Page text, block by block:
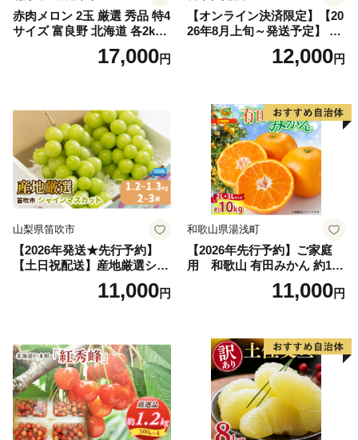
赤肉メロン 2玉 厳選 秀品 特4
サイズ 富良野 北海道 各2kg
～2.6kg 2玉 セット ファーム
富良野 メロン めろん 果物 く
17,000円
【オンライン決済限定】【20
26年8月上旬～発送予定】 先
行予約 「浅間水蜜桃プレミ
アム」 もも あかつき 秀品 約
果肉 長野県産 小諸市
12,000円
山梨県笛吹市
【2026年発送★先行予約】
【土日祝配送】産地厳選シャ
インマスカット1.2kg～1.3kg
（2房～3房）※沖縄・離島配
笛吹市 山梨県 フルーツ 果物
ぶどう 葡萄 大粒 シャインマ
スカット おすすめ シャイン
マスカット 贈答 ギフト 産地
笛吹市 シャインマスカット
笛吹 葡萄 国産 ぶどう 人気
国産 1.2kg 先行｜
11,000円
和歌山県湯浅町
【2026年先行予約】ご家庭
用 和歌山 有田みかん 約10k
g (2L、3Lサイズ)【湯浅町】
11,000円